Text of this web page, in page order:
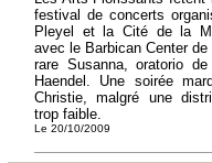
festival de concerts
Pleyel et la Cité de la
avec le Barbican Center de
rare Susanna, oratorio
Haendel. Une soirée
Christie, malgré une
trop faible.
Le 20/10/2009